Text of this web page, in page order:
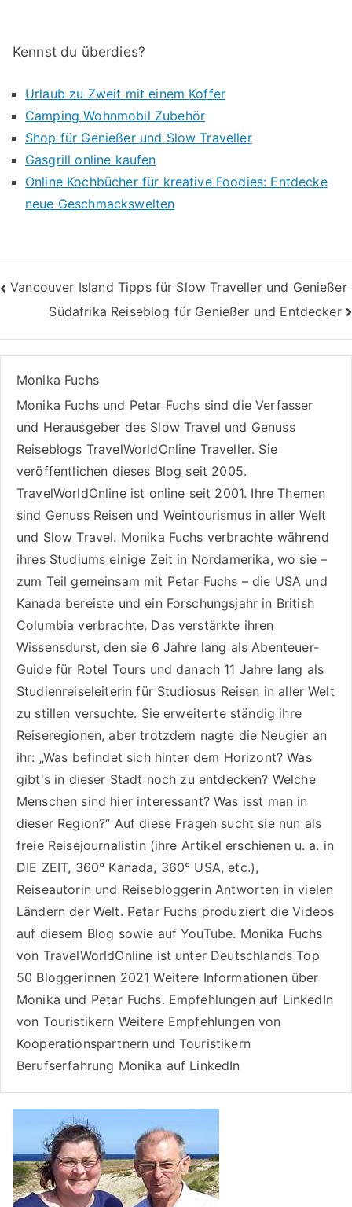
Kennst du überdies?
Urlaub zu Zweit mit einem Koffer
Camping Wohnmobil Zubehör
Shop für Genießer und Slow Traveller
Gasgrill online kaufen
Online Kochbücher für kreative Foodies: Entdecke
neue Geschmackswelten
Beitragsnavigation
Vancouver Island Tipps für Slow Traveller und Genießer
Südafrika Reiseblog für Genießer und Entdecker
Monika Fuchs
Monika Fuchs und Petar Fuchs sind die Verfasser
und Herausgeber des Slow Travel und Genuss
Reiseblogs TravelWorldOnline Traveller. Sie
veröffentlichen dieses Blog seit 2005.
TravelWorldOnline ist online seit 2001. Ihre Themen
sind Genuss Reisenund Weintourismusin aller Welt
und Slow Travel. Monika Fuchs verbrachte während
ihres Studiums einige Zeit in Nordamerika, wo sie –
zum Teil gemeinsam mit Petar Fuchs – die USA und
Kanada bereiste und ein Forschungsjahr in British
Columbia verbrachte. Das verstärkte ihren
Wissensdurst, den sie 6 Jahre lang alsAbenteuer-
Guide für Rotel Tours und danach 11 Jahre lang als
Studienreiseleiterin für Studiosus Reisen in aller Welt
zu stillen versuchte. Sie erweiterte ständig ihre
Reiseregionen, aber trotzdem nagte die Neugier an
ihr: „Was befindet sich hinter dem Horizont? Was
gibt's in dieser Stadt noch zu entdecken? Welche
Menschen sind hier interessant? Was isst man in
dieser Region?“ Auf diese Fragen sucht sie nun als
freie Reisejournalistin (ihre Artikel erschienen u. a. in
DIE ZEIT, 360° Kanada, 360° USA, etc.),
Reiseautorinund Reisebloggerin Antworten in vielen
Ländern der Welt. Petar Fuchs produziert die Videos
auf diesem Blog sowie aufYouTube. Monika Fuchs
von TravelWorldOnline ist unter Deutschlands Top
50 Bloggerinnen 2021 Weitere Informationen über
Monika und Petar Fuchs. Empfehlungen auf LinkedIn
von Touristikern Weitere Empfehlungen von
Kooperationspartnern und Touristikern
Berufserfahrung Monika auf LinkedIn